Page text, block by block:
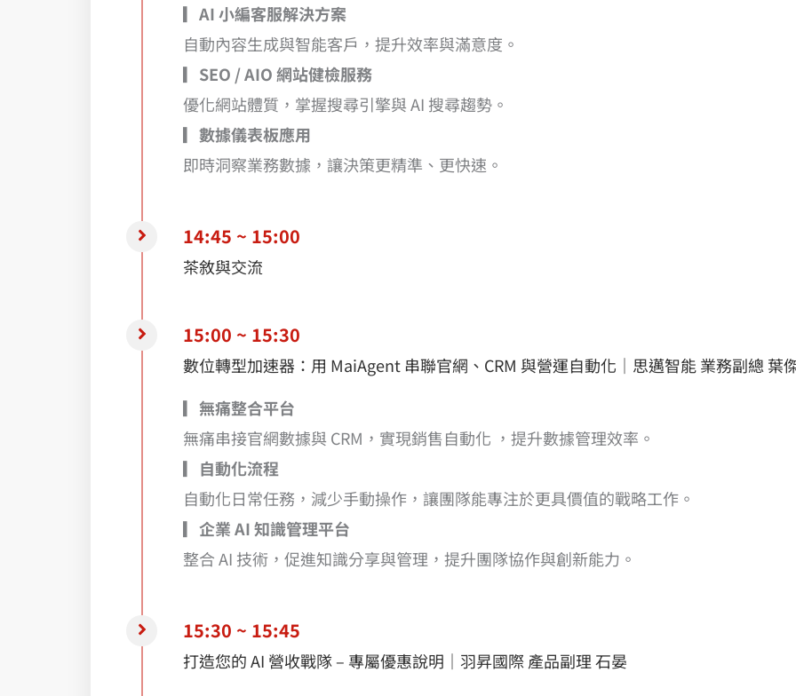
▎AI 小編客服解決方案
自動內容生成與智能客戶，提升效率與滿意度。
▎ SEO / AIO 網站健檢服務
優化網站體質，掌握搜尋引擎與 AI 搜尋趨勢。
▎ 數據儀表板應用
即時洞察業務數據，讓決策更精準、更快速。
14:45 ~ 15:00
茶敘與交流
15:00 ~ 15:30
數位轉型加速器：用 MaiAgent 串聯官網、CRM 與營運自動化｜思邁智能 業務副總 葉
▎無痛整合平台
無痛串接官網數據與 CRM，實現銷售自動化 ，提升數據管理效率。
▎自動化流程
自動化日常任務，減少手動操作，讓團隊能專注於更具價值的戰略工作。
▎企業 AI 知識管理平台
整合 AI 技術，促進知識分享與管理，提升團隊協作與創新能力。
15:30 ~ 15:45
打造您的 AI 營收戰隊 – 專屬優惠說明｜羽昇國際 產品副理 石晏